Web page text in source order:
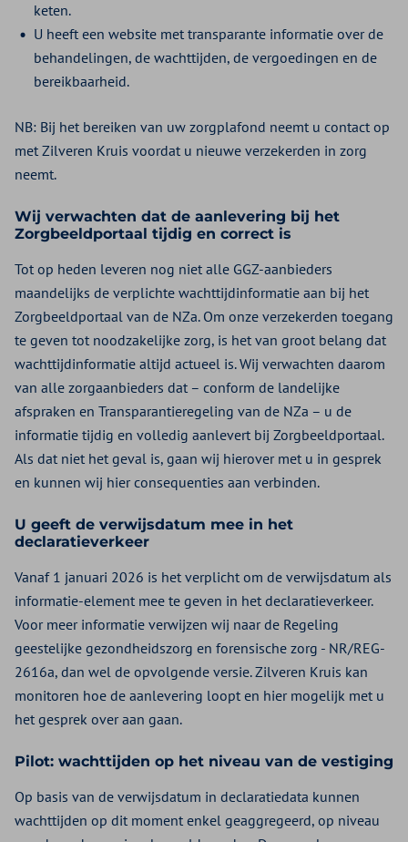
keten.
U heeft een website met transparante informatie over de
behandelingen, de wachttijden, de vergoedingen en de
bereikbaarheid.
NB: Bij het bereiken van uw zorgplafond neemt u contact op
met Zilveren Kruis voordat u nieuwe verzekerden in zorg
neemt.
Wij verwachten dat de aanlevering bij het
Zorgbeeldportaal tijdig en correct is
Tot op heden leveren nog niet alle GGZ-aanbieders
maandelijks de verplichte wachttijdinformatie aan bij het
Zorgbeeldportaal van de NZa. Om onze verzekerden toegang
te geven tot noodzakelijke zorg, is het van groot belang dat
wachttijdinformatie altijd actueel is. Wij verwachten daarom
van alle zorgaanbieders dat – conform de landelijke
afspraken en Transparantieregeling van de NZa – u de
informatie tijdig en volledig aanlevert bij Zorgbeeldportaal.
Als dat niet het geval is, gaan wij hierover met u in gesprek
en kunnen wij hier consequenties aan verbinden.
U geeft de verwijsdatum mee in het
declaratieverkeer
Vanaf 1 januari 2026 is het verplicht om de verwijsdatum als
informatie-element mee te geven in het declaratieverkeer.
Voor meer informatie verwijzen wij naar de Regeling
geestelijke gezondheidszorg en forensische zorg - NR/REG-
2616a, dan wel de opvolgende versie. Zilveren Kruis kan
monitoren hoe de aanlevering loopt en hier mogelijk met u
het gesprek over aan gaan.
Pilot: wachttijden op het niveau van de vestiging
Op basis van de verwijsdatum in declaratiedata kunnen
wachttijden op dit moment enkel geaggregeerd, op niveau